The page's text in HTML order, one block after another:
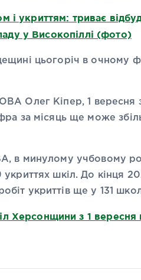
і укриттям: триває
у Високопіллі (фото)
цьогоріч в очному
Олег Кіпер, 1 вересня
за місяць ще може
в минулому учбовому
шкіл. До кінця
укриттів ще у 131
Херсонщини з 1 вересня